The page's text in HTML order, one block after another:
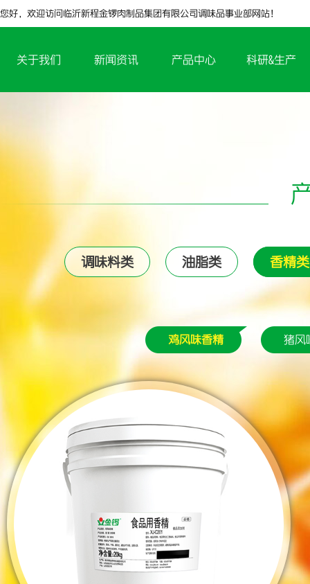
您好，欢迎访问临沂新程金锣肉制品集团有限公司调味品事业部网站！
关于我们 新闻资讯 产品中心 科研&生产
调味料类 油脂类 香精类
鸡风味香精 猪风